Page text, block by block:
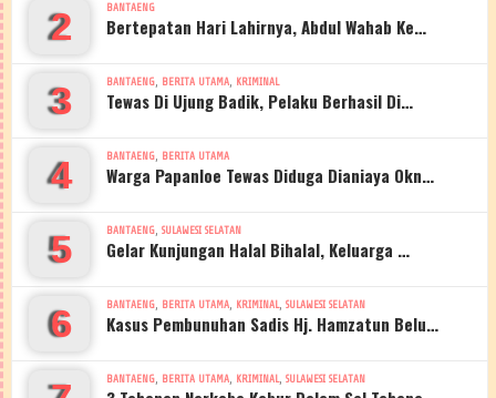
2 BANTAENG
Bertepatan Hari Lahirnya, Abdul Wahab Ke…
3 BANTAENG, BERITA UTAMA, KRIMINAL
Tewas Di Ujung Badik, Pelaku Berhasil Di…
4 BANTAENG, BERITA UTAMA
Warga Papanloe Tewas Diduga Dianiaya Okn…
5 BANTAENG, SULAWESI SELATAN
Gelar Kunjungan Halal Bihalal, Keluarga …
6 BANTAENG, BERITA UTAMA, KRIMINAL, SULAWESI SELATAN
Kasus Pembunuhan Sadis Hj. Hamzatun Belu…
BANTAENG, BERITA UTAMA, KRIMINAL, SULAWESI SELATAN